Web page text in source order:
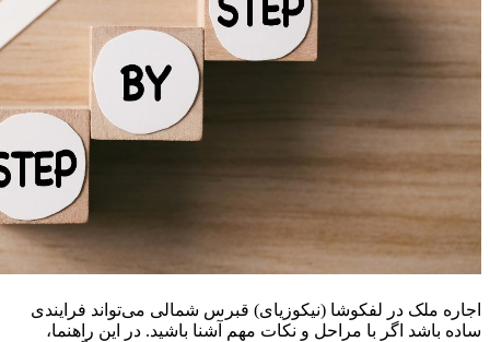
اجاره ملک در لفکوشا (نیکوزیای) قبرس شمالی می‌تواند فرایندی
ساده باشد اگر با مراحل و نکات مهم آشنا باشید. در این راهنما،